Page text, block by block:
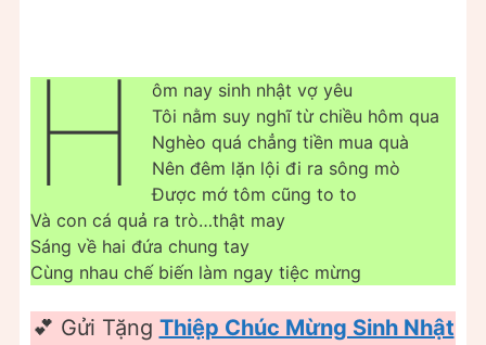
H
ôm nay sinh nhật vợ yêu
Tôi nằm suy nghĩ từ chiều hôm qua
Nghèo quá chẳng tiền mua quà
Nên đêm lặn lội đi ra sông mò
Được mớ tôm cũng to to
Và con cá quả ra trò…thật may
Sáng về hai đứa chung tay
Cùng nhau chế biến làm ngay tiệc mừng
💕 Gửi Tặng Thiệp Chúc Mừng Sinh Nhật